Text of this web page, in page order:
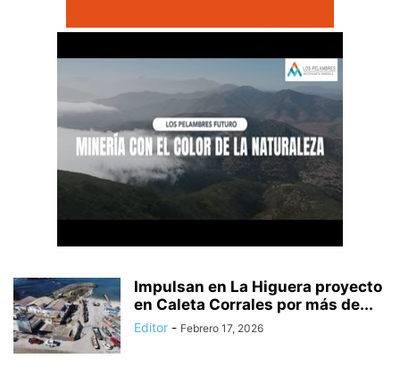
Impulsan en La Higuera proyecto
en Caleta Corrales por más de...
Editor - Febrero 17, 2026